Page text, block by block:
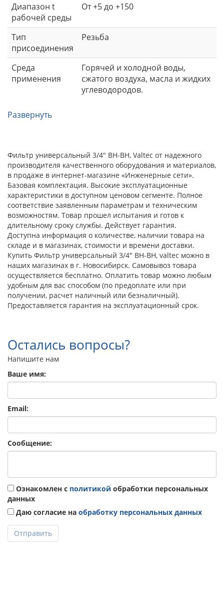
Диапазон t
рабочей среды
От +5 до +150
Тип
присоединения
Резьба
Среда
применения
Горячей и холодной воды,
сжатого воздуха, масла и жидких
углеводородов.
Развернуть
Фильтр универсальный 3/4" ВН-ВН, Valtec от надежного
производителя качественного оборудования и материалов,
в продаже в интернет-магазине «Инженерные сети».
Базовая комплектация. Высокие эксплуатационные
характеристики в доступном ценовом сегменте. Полное
соответствие заявленным параметрам и техническим
возможностям. Товар прошел испытания и готов к
длительному сроку службы. Действует гарантия.
Доступна информация о количестве, наличии товара на
складе и в магазинах, стоимости и времени доставки.
Купить Фильтр универсальный 3/4" ВН-ВН, valtec можно в
наших магазинах в г. Новосибирск. Самовывоз товара
осуществляется бесплатно. Оплатить товар можно любым
удобным для вас способом (по предоплате или при
получении, расчет наличный или безналичный).
Предоставляется гарантия на эксплуатационный срок.
Остались вопросы?
Напишите нам
Ваше имя:
Email:
Сообщение:
Ознакомлен с политикой обработки персональных
данных
Даю согласие на обработку персональных данных
Отправить